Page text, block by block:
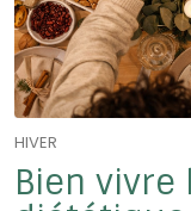
HIVER
Bien vivre